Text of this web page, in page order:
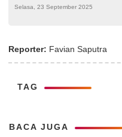
Selasa, 23 September 2025
Reporter: Favian Saputra
TAG
BACA JUGA